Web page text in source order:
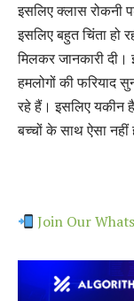
इसलिए क्लास रोकनी
इसलिए बहुत चिंता हो
मिलकर जानकारी
हमलोगों की फरियाद
रहे हैं। इसलिए यकीन
बच्चों के साथ ऐसा नहीं
Join Our